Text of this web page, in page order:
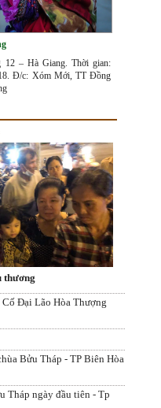
12 – Hà Giang. Thời gian:
Đ/c: Xóm Mới, TT Đồng
thương
Đại Lão Hòa Thượng
Bửu Tháp - TP Biên Hòa
Tháp ngày đầu tiên - Tp